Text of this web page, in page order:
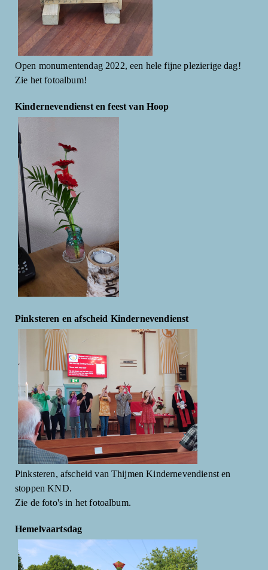
Open monumentendag 2022, een hele fijne plezierige dag!
Zie het fotoalbum!
Kindernevendienst en feest van Hoop
Pinksteren en afscheid Kindernevendienst
Pinksteren, afscheid van Thijmen Kindernevendienst en
stoppen KND.
Zie de foto's in het fotoalbum.
Hemelvaartsdag